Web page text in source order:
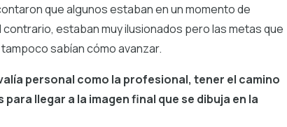
que algunos estaban en un momento de
estaban muy ilusionados pero las metas que
sabían cómo avanzar.
personal como la profesional, tener el camino
llegar a la imagen final que se dibuja en la